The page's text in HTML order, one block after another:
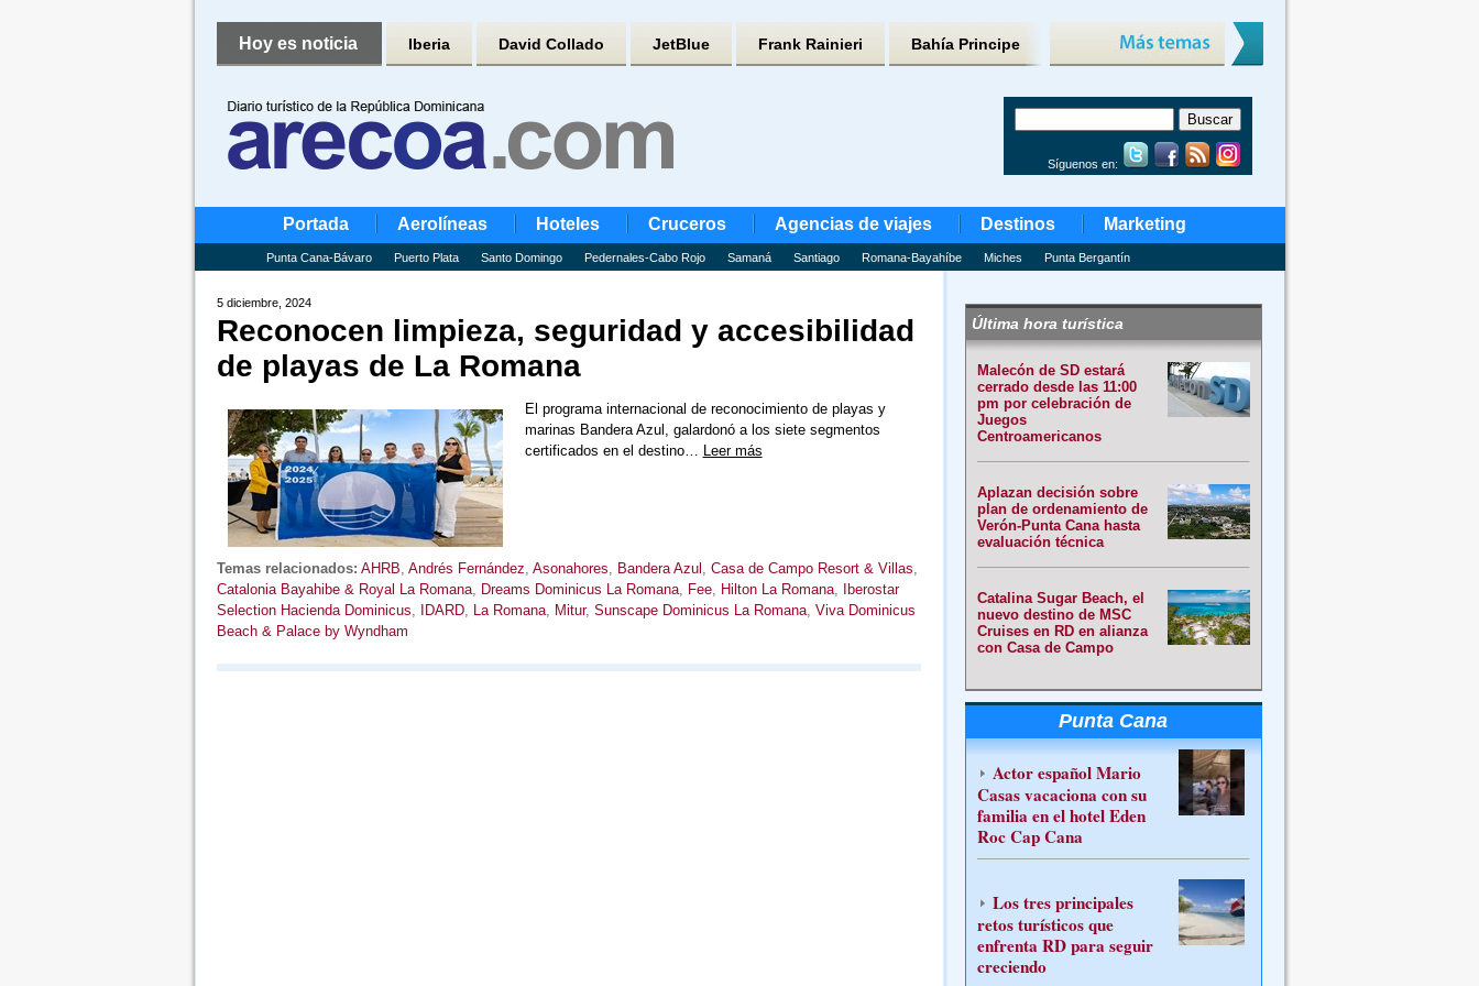
Hoy es noticia Iberia David Collado JetBlue Frank Rainieri Bahía Principe
Síguenos en:
Portada Aerolíneas Hoteles Cruceros Agencias de viajes Destinos Marketing
Punta Cana-Bávaro Puerto Plata Santo Domingo Pedernales-Cabo Rojo Samaná Santiago Romana-Bayahíbe Miches Punta Bergantín
5 diciembre, 2024
Reconocen limpieza, seguridad y accesibilidad
de playas de La Romana
El programa internacional de reconocimiento de playas y
marinas Bandera Azul, galardonó a los siete segmentos
certificados en el destino… Leer más
Temas relacionados: AHRB, Andrés Fernández, Asonahores, Bandera Azul , Casa de Campo Resort & Villas,
Catalonia Bayahibe & Royal La Romana, Dreams Dominicus La Romana, Fee, Hilton La Romana,
Iberostar
Selection Hacienda Dominicus, IDARD, La Romana, Mitur, Sunscape Dominicus La Romana, Viva Dominicus
Beach & Palace by Wyndham
Última hora turística
Malecón de SD estará
cerrado desde las 11:00
pm por celebración de
Juegos
Centroamericanos
Aplazan decisión sobre
plan de ordenamiento de
Verón-Punta Cana hasta
evaluación técnica
Catalina Sugar Beach, el
nuevo destino de MSC
Cruises en RD en alianza
con Casa de Campo
Punta Cana
Actor español Mario
Casas vacaciona con su
familia en el hotel Eden
Roc Cap Cana
Los tres principales
retos turísticos que
enfrenta RD para seguir
creciendo